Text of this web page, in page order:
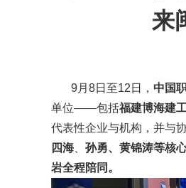
来
9月8日至12日， 中国
单位——包括福建博海建
代表性企业与机构，并与
四海
孙勇、黄锦涛等核
岩全程陪同。